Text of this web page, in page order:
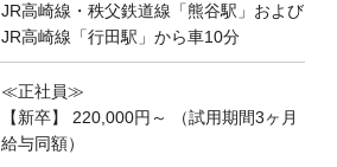
JR高崎線・秩父鉄道線「熊谷駅」および
JR高崎線「行田駅」から車10分
≪正社員≫
【新卒】 220,000円～ （試用期間3ヶ月
給与同額）